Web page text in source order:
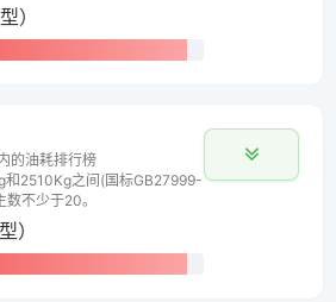
）
的油耗排行榜
2510Kg之间(国标GB27999-
不少于20。
）